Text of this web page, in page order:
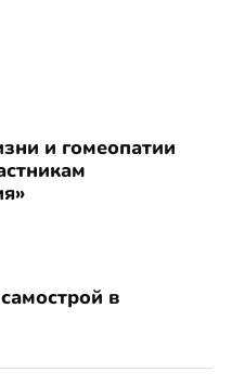
и гомеопатии
в